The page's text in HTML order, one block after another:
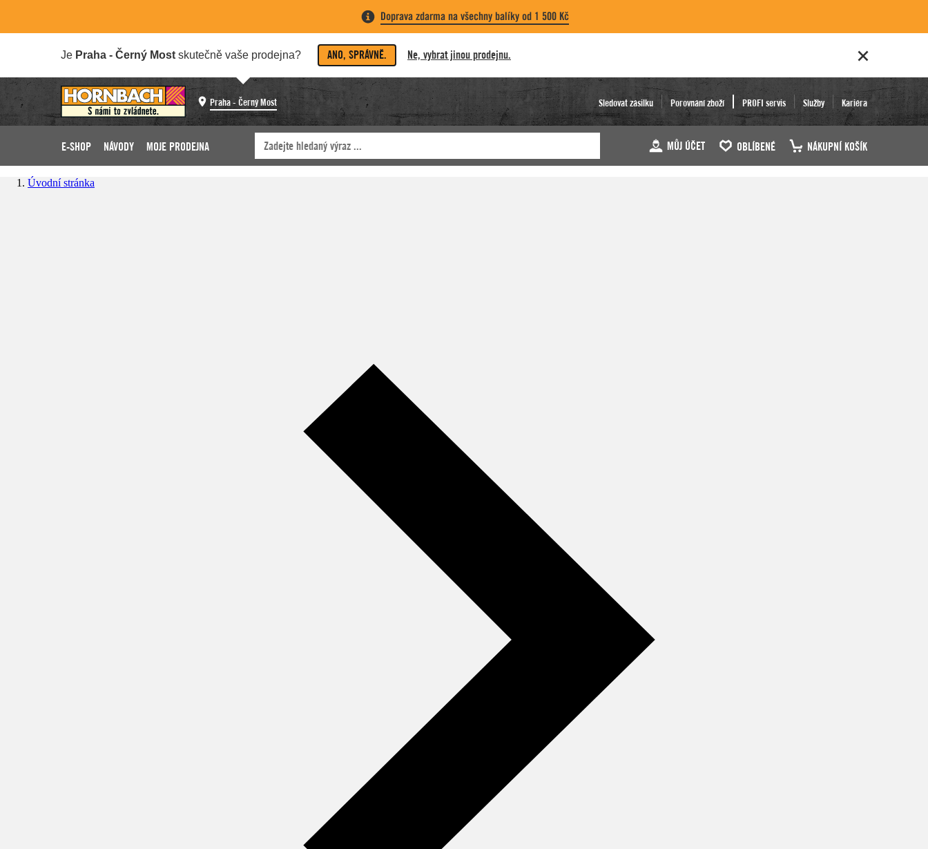
Doprava zdarma na všechny balíky od 1 500 Kč
Je Praha - Černý Most skutečně vaše prodejna? ANO, SPRÁVNĚ. Ne, vybrat jinou prodejnu.
Praha - Černý Most Sledovat zásilku Porovnání zboží PROFI servis Služby Kariéra
E-SHOP NÁVODY MOJE PRODEJNA MŮJ ÚČET OBLÍBENÉ NÁKUPNÍ KOŠÍK
Úvodní stránka